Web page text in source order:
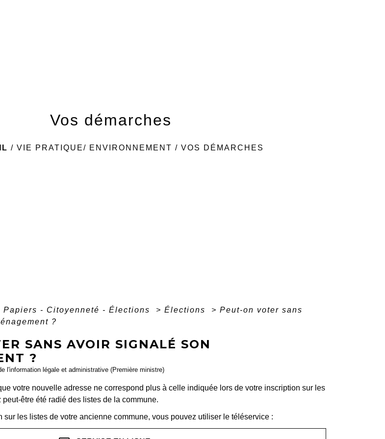
Vos démarches
/VIE PRATIQUE/ ENVIRONNEMENT /VOS DÉMARCHES
Papiers - Citoyenneté - Élections > Élections > Peut-on voter sans
?
SANS AVOIR SIGNALÉ SON
?
l'information légale et administrative (Première ministre)
votre nouvelle adresse ne correspond plus à celle indiquée lors de votre inscription sur les
peut-être été radié des listes de la commune.
sur les listes de votre ancienne commune, vous pouvez utiliser le téléservice :